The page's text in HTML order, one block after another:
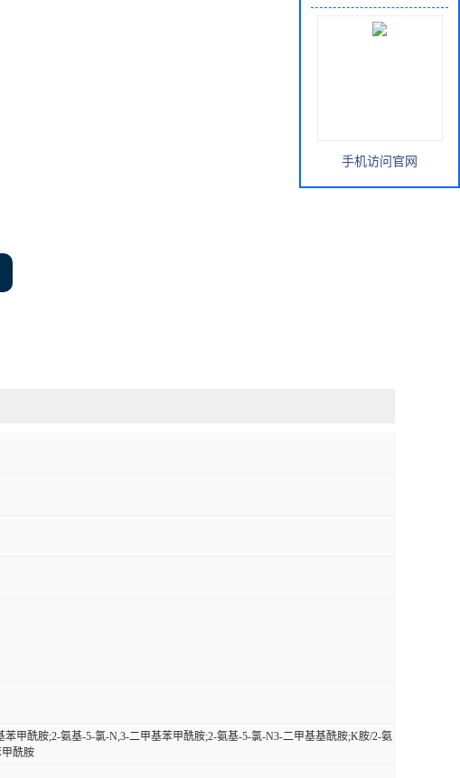
甲酰胺;2-氨基-5-氯-N,3-二甲基苯甲酰胺;2-氨基-5-氯-N3-二甲基基酰胺;K胺/2-氨
酰胺
手机访问官网